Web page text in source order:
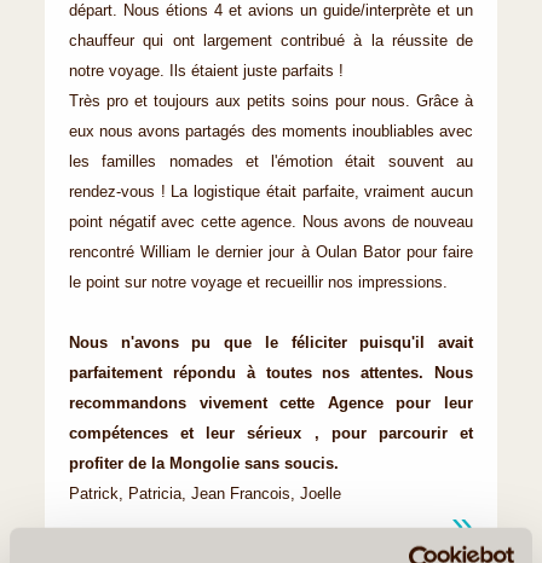
départ. Nous étions 4 et avions un guide/interprète et un
chauffeur qui ont largement contribué à la réussite de
notre voyage. Ils étaient juste parfaits !
Très pro et toujours aux petits soins pour nous. Grâce à
eux nous avons partagés des moments inoubliables avec
les familles nomades et l'émotion était souvent au
rendez-vous ! La logistique était parfaite, vraiment aucun
point négatif avec cette agence. Nous avons de nouveau
rencontré William le dernier jour à Oulan Bator pour faire
le point sur notre voyage et recueillir nos impressions.
Nous n'avons pu que le féliciter puisqu'il avait
parfaitement répondu à toutes nos attentes. Nous
recommandons vivement cette Agence pour leur
compétences et leur sérieux , pour parcourir et
profiter de la Mongolie sans soucis.
Patrick, Patricia, Jean Francois, Joelle